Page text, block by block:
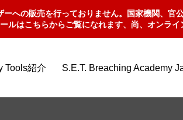
への販売を行っておりません。国家機関、官
ルはこちらからご覧になれます、尚、オンライ
Tools紹介 S.E.T. Breaching Academy